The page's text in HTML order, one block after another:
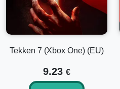
Tekken 7 (Xbox One) (EU)
9.23 €